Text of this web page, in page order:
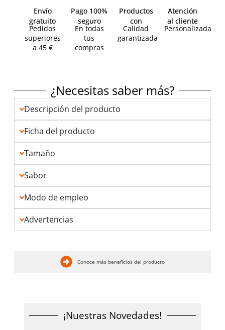
Envío
gratuito
Pedidos
superiores
a 45 €
Pago 100%
seguro
En todas
tus
compras
Productos
con
Calidad
garantizada
Atención
al cliente
Personalizada
¿Necesitas saber más?
Descripción del producto
Ficha del producto
Tamaño
Sabor
Modo de empleo
Advertencias
Conoce más beneficios del producto
¡Nuestras Novedades!